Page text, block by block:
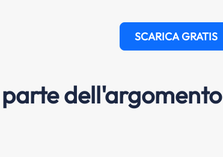
SCARICA GRATIS
dell'argomento